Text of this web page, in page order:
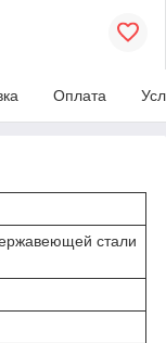
Оплата
стали